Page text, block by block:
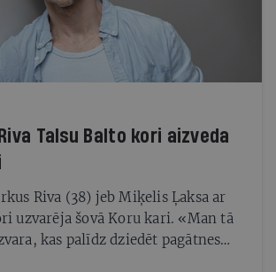
Talsu Balto kori aizveda
Riva (38) jeb Miķelis Ļaksa ar
uzvarēja šovā Koru kari. «Man tā
kas palīdz dziedēt pagātnes
Izrādās, pat paša koristi